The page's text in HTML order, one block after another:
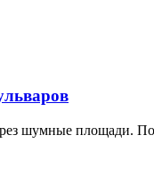
шумные площади.